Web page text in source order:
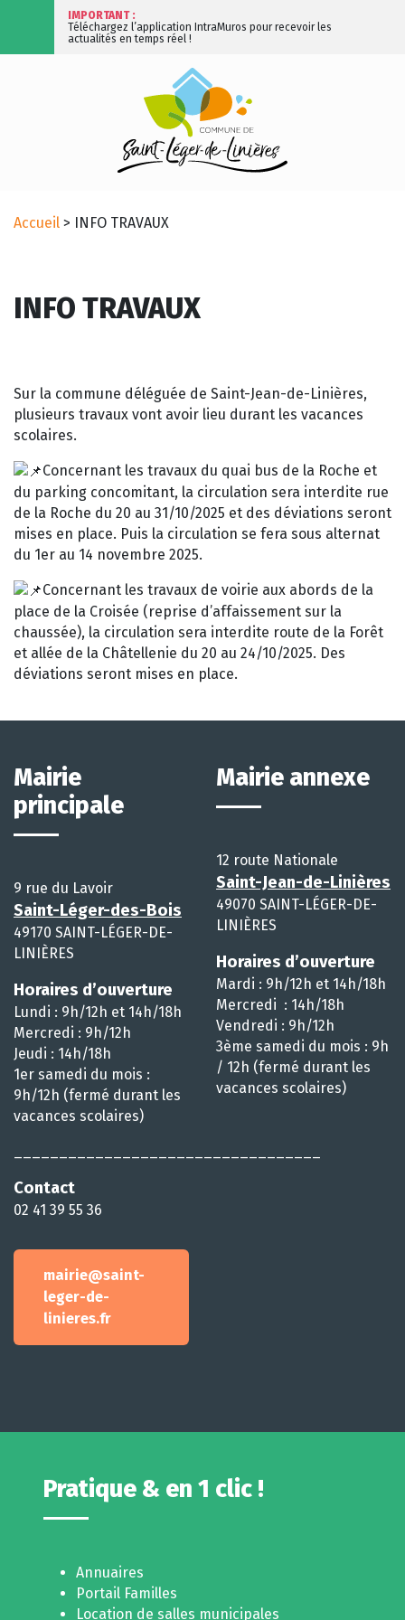
IMPORTANT :
Téléchargez l’application IntraMuros pour recevoir les
actualités en temps réel !
Accueil > INFO TRAVAUX
INFO TRAVAUX
Sur la commune déléguée de Saint-Jean-de-Linières,
plusieurs travaux vont avoir lieu durant les vacances
scolaires.
Concernant les travaux du quai bus de la Roche et
du parking concomitant, la circulation sera interdite rue
de la Roche du 20 au 31/10/2025 et des déviations seront
mises en place. Puis la circulation se fera sous alternat
du 1er au 14 novembre 2025.
Concernant les travaux de voirie aux abords de la
place de la Croisée (reprise d’affaissement sur la
chaussée), la circulation sera interdite route de la Forêt
et allée de la Châtellenie du 20 au 24/10/2025. Des
déviations seront mises en place.
Mairie
principale
9 rue du Lavoir
Saint-Léger-des-Bois
49170 SAINT-LÉGER-DE-
LINIÈRES
Horaires d’ouverture
Lundi : 9h/12h et 14h/18h
Mercredi : 9h/12h
Jeudi : 14h/18h
1er samedi du mois :
9h/12h (fermé durant les
vacances scolaires)
Contact
02 41 39 55 36
mairie@saint-
leger-de-
linieres.fr
Mairie annexe
12 route Nationale
Saint-Jean-de-Linières
49070 SAINT-LÉGER-DE-
LINIÈRES
Horaires d’ouverture
Mardi : 9h/12h et 14h/18h
Mercredi : 14h/18h
Vendredi : 9h/12h
3ème samedi du mois : 9h
/ 12h (fermé durant les
vacances scolaires)
Pratique & en 1 clic !
Annuaires
Portail Familles
Location de salles municipales